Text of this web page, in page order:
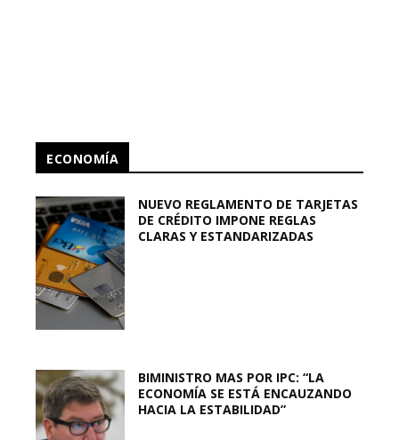
ECONOMÍA
NUEVO REGLAMENTO DE TARJETAS
DE CRÉDITO IMPONE REGLAS
CLARAS Y ESTANDARIZADAS
BIMINISTRO MAS POR IPC: “LA
ECONOMÍA SE ESTÁ ENCAUZANDO
HACIA LA ESTABILIDAD”